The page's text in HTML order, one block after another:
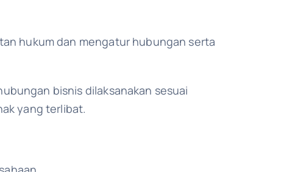
hukum dan mengatur hubungan serta
bisnis dilaksanakan sesuai
yang terlibat.